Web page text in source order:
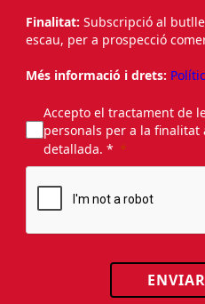
Finalitat: Subscripció al
escau, per a prospecció
Més informació i drets:
Accepto el tractament de
personals per a la
detallada. *
ENVIAR